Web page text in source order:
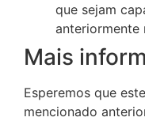
que sejam
anteriormente
Mais
Esperemos que
mencionado